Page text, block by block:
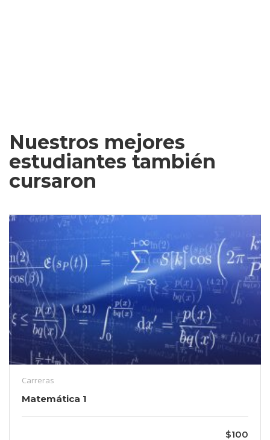
Nuestros mejores
estudiantes también
cursaron
Carreras
Matemática 1
$100